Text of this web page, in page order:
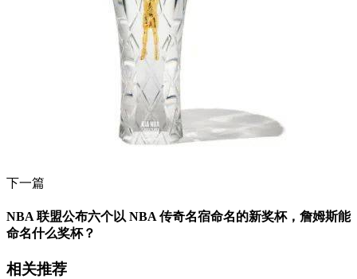
下一篇
NBA 联盟公布六个以 NBA 传奇名宿命名的新奖杯，詹姆斯能
命名什么奖杯？
相关推荐